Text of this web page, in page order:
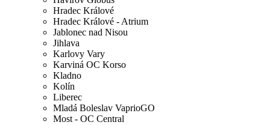
Hradec Králové
Hradec Králové - Atrium
Jablonec nad Nisou
Jihlava
Karlovy Vary
Karviná OC Korso
Kladno
Kolín
Liberec
Mladá Boleslav VaprioGO
Most - OC Central